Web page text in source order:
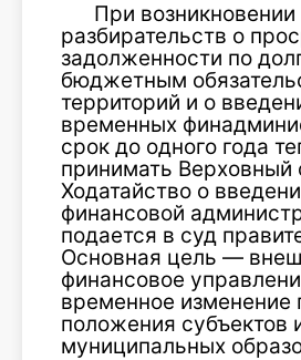
При
разбирательств о
задолженности по
бюджетным
территорий и о
временных
срок до одного года
принимать Верховный
Ходатайство о
финансовой
подается в суд
Основная цель —
финансовое
временное изменение
положения субъектов
муниципальных